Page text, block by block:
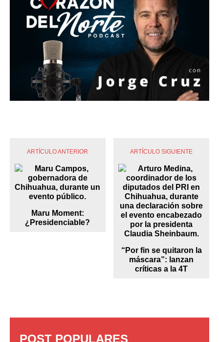
ARTÍCULO ANTERIOR
Maru Moment:
¿Presidenciable?
ARTÍCULO SIGUIENTE
“Por fin se quitaron la
máscara”: lanzan
críticas a la 4T
POST POPULARES